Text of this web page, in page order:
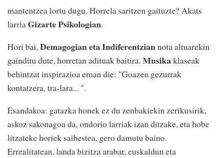
mantentzea lortu dugu. Horrela saritzen gaituzte? Akats
larriaGizarte Psikologian.
Hori bai,Demagogian eta Indiferentziannota altuarekin
gainditu dute, horretan adituak baitira. Musikaklaseak
behintzat inspirazioa eman die: "Goazen gezurrak
kontatzera, tra-lara... ".
Esandakoa: gatazka honek ez du zenbakiekin zerikusirik,
askoz sakonagoa da, ondorio larriak izan ditzake, eta hobe
litzateke horiek saihestea, gero damutu baino.
Errealitatean, landa bizitza arabar, euskaldun eta